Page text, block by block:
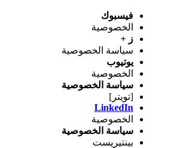
فيسبوك
الخصوصية
ز +
سياسة الخصوصية
يوتيوب
الخصوصية
سياسة الخصوصية
[تويتر]
LinkedIn
الخصوصية
سياسة الخصوصية
بينتيريست